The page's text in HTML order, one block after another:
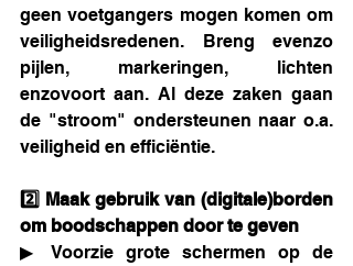
geen voetgangers mogen komen om
veiligheidsredenen. Breng evenzo
pijlen, markeringen, lichten
enzovoort aan. Al deze zaken gaan
de "stroom" ondersteunen naar o.a.
veiligheid en efficiëntie.
2️⃣ Maak gebruik van (digitale)borden
om boodschappen door te geven
▶ Voorzie grote schermen op de